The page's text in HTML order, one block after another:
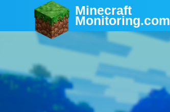
Minecraft
Monitoring.com